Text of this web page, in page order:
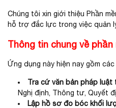
Chúng tôi xin giới thiệu Phần
hỗ trợ đắc lực trong việc quản
Thông tin chung về phần
Ứng dụng này hiện nay gồm
Tra cứ văn bản pháp luật
Nghị định, Thông tư, Quyết
Lập hồ sơ đo bóc khối